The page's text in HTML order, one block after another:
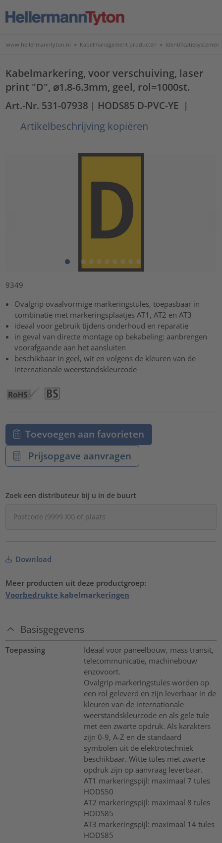
www.hellermanntyton.nl > Kabelmanagement producten > Identificatiesystemen
Kabelmarkering, voor verschuiving, laser
print "D", ⌀1.8-6.3mm, geel, rol=1000st.
Art.-Nr. 531-07938 | HODS85 D-PVC-YE |
Artikelbeschrijving kopiëren
9349
Ovalgrip ovaalvormige markeringstules, toepasbaar in
combinatie met markeringsplaatjes AT1, AT2 en AT3
ideaal voor gebruik tijdens onderhoud en reparatie
in geval van directe montage op bekabeling: aanbrengen
voorafgaande aan het aansluiten
beschikbaar in geel, wit en volgens de kleuren van de
internationale weerstandskleurcode
Toevoegen aan favorieten
Prijsopgave aanvragen
Zoek een distributeur bij u in de buurt
Download
Meer producten uit deze productgroep:
Voorbedrukte kabelmarkeringen
Basisgegevens
Toepassing
Ideaal voor paneelbouw, mass transit,
telecommunicatie, machinebouw
enzovoort.
Ovalgrip markeringstules worden op
een rol geleverd en zijn leverbaar in de
kleuren van de internationale
weerstandskleurcode en als gele tule
met een zwarte opdruk. Als karakters
zijn 0-9, A-Z en de standaard
symbolen uit de elektrotechniek
beschikbaar. Witte tules met zwarte
opdruk zijn op aanvraag leverbaar.
AT1 markeringspijl: maximaal 7 tules
HODS50
AT2 markeringspijl: maximaal 8 tules
HODS85
AT3 markeringspijl: maximaal 14 tules
HODS85